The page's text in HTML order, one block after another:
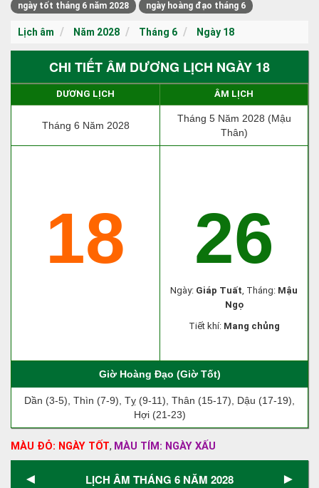
ngày tốt tháng 6 năm 2028
ngày hoàng đạo tháng 6
Lịch âm Năm 2028 Tháng 6 Ngày 18
CHI TIẾT ÂM DƯƠNG LỊCH NGÀY 18
DƯƠNG LỊCH ÂM LỊCH
Tháng 6 Năm 2028
Tháng 5 Năm 2028 (Mậu
Thân)
18 26
Ngày: Giáp Tuất, Tháng: Mậu
Ngọ
Tiết khí: Mang chủng
Giờ Hoàng Đạo (Giờ Tốt)
Dần (3-5), Thìn (7-9), Tỵ (9-11), Thân (15-17), Dậu (17-19),
Hợi (21-23)
MÀU ĐỎ: NGÀY TỐT, MÀU TÍM: NGÀY XẤU
◄ LỊCH ÂM THÁNG 6 NĂM 2028 ►